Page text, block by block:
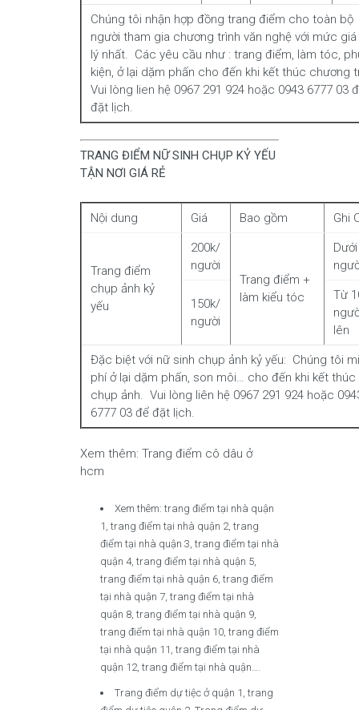
Chúng tôi nhận hợp đồng trang điểm cho toàn bộ
người tham gia chương trình văn nghệ với mức
lý nhất. Các yêu cầu như : trang điểm, làm tóc,
kiện, ở lại dặm phấn cho đến khi kết thúc chương
Vui lòng lien hệ 0967 291 924 hoặc 0943 6777 03
đặt lịch.
TRANG ĐIỂM NỮ SINH CHỤP KỶ YẾU
TẬN NƠI GIÁ RẺ
Nội dung Giá Bao gồm Ghi
Trang điểm
chụp ảnh kỷ
yếu
200k/
người
Trang điểm +
làm kiểu tóc
150k/
người
Từ
lên
Đặc biệt với nữ sinh chụp ảnh kỷ yếu: Chúng tôi
phí ở lại dặm phấn, son môi… cho đến khi kết thúc
chụp ảnh. Vui lòng liên hệ 0967 291 924 hoặc
6777 03 để đặt lịch.
Xem thêm: Trang điểm cô dâu ở
hcm
Xem thêm: trang điểm tại nhà quận
1, trang điểm tại nhà quận 2, trang
điểm tại nhà quận 3, trang điểm tại nhà
quận 4, trang điểm tại nhà quận 5,
trang điểm tại nhà quận 6, trang điểm
tại nhà quận 7, trang điểm tại nhà
quận 8, trang điểm tại nhà quận 9,
trang điểm tại nhà quận 10, trang điểm
tại nhà quận 11, trang điểm tại nhà
quận 12, trang điểm tại nhà quận….
Trang điểm dự tiệc ở quận 1, trang